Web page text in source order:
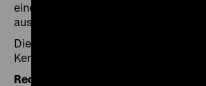
eine Vorschlagsliste, aus der Sie
auswählen können.
Die Einträge in der Datenbank
Kenntnisstand bei Onlinestellung.
Recherche in der Datenbank zum